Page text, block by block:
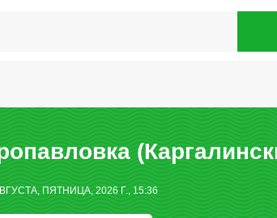
ПЯТНИЦА, 2026 Г., 15:36